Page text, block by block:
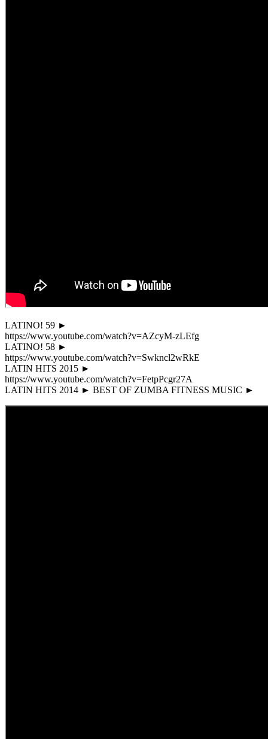
LATINO! 59 ►
https://www.youtube.com/watch?v=AZcyM-zLEfg
LATINO! 58 ►
https://www.youtube.com/watch?v=Swkncl2wRkE
LATIN HITS 2015 ►
https://www.youtube.com/watch?v=FetpPcgr27A
LATIN HITS 2014 ► BEST OF ZUMBA FITNESS MUSIC ►